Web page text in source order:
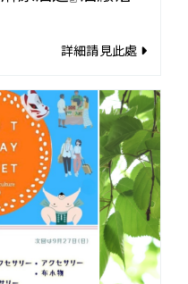
詳細請見此處